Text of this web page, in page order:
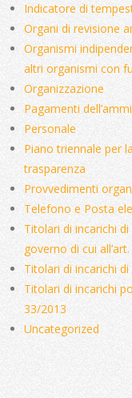
Indicatore di
Organi di revisione
Organismi
altri organismi con
Organizzazione
Pagamenti
Personale
Piano triennale per
trasparenza
Provvedimenti
Telefono e Posta
Titolari di incarichi
governo di cui
Titolari di incarichi
Titolari di incarichi
33/2013
Uncategorized